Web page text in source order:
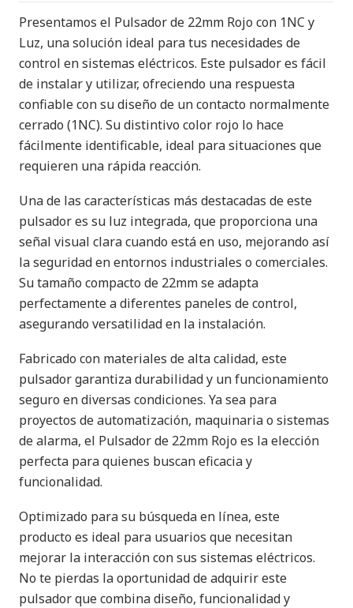
Presentamos el Pulsador de 22mm Rojo con 1NC y
Luz, una solución ideal para tus necesidades de
control en sistemas eléctricos. Este pulsador es fácil
de instalar y utilizar, ofreciendo una respuesta
confiable con su diseño de un contacto normalmente
cerrado (1NC). Su distintivo color rojo lo hace
fácilmente identificable, ideal para situaciones que
requieren una rápida reacción.
Una de las características más destacadas de este
pulsador es su luz integrada, que proporciona una
señal visual clara cuando está en uso, mejorando así
la seguridad en entornos industriales o comerciales.
Su tamaño compacto de 22mm se adapta
perfectamente a diferentes paneles de control,
asegurando versatilidad en la instalación.
Fabricado con materiales de alta calidad, este
pulsador garantiza durabilidad y un funcionamiento
seguro en diversas condiciones. Ya sea para
proyectos de automatización, maquinaria o sistemas
de alarma, el Pulsador de 22mm Rojo es la elección
perfecta para quienes buscan eficacia y
funcionalidad.
Optimizado para su búsqueda en línea, este
producto es ideal para usuarios que necesitan
mejorar la interacción con sus sistemas eléctricos.
No te pierdas la oportunidad de adquirir este
pulsador que combina diseño, funcionalidad y